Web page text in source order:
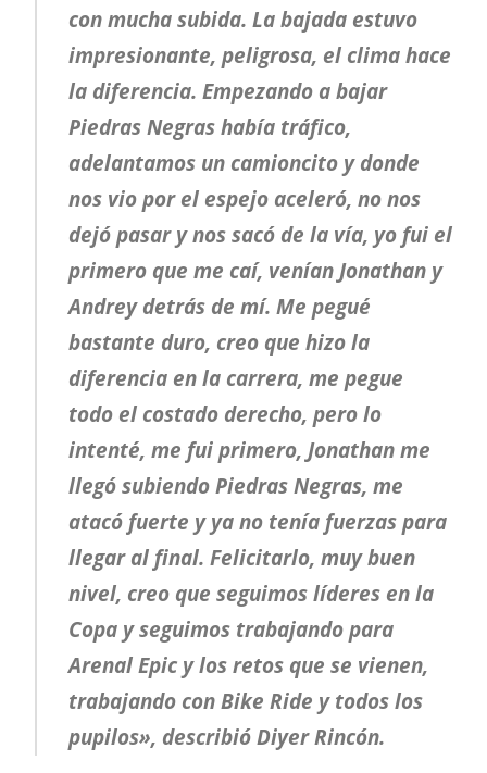
con mucha subida. La bajada estuvo
impresionante, peligrosa, el clima hace
la diferencia. Empezando a bajar
Piedras Negras había tráfico,
adelantamos un camioncito y donde
nos vio por el espejo aceleró, no nos
dejó pasar y nos sacó de la vía, yo fui el
primero que me caí, venían Jonathan y
Andrey detrás de mí. Me pegué
bastante duro, creo que hizo la
diferencia en la carrera, me pegue
todo el costado derecho, pero lo
intenté, me fui primero, Jonathan me
llegó subiendo Piedras Negras, me
atacó fuerte y ya no tenía fuerzas para
llegar al final. Felicitarlo, muy buen
nivel, creo que seguimos líderes en la
Copa y seguimos trabajando para
Arenal Epic y los retos que se vienen,
trabajando con Bike Ride y todos los
pupilos», describió Diyer Rincón.